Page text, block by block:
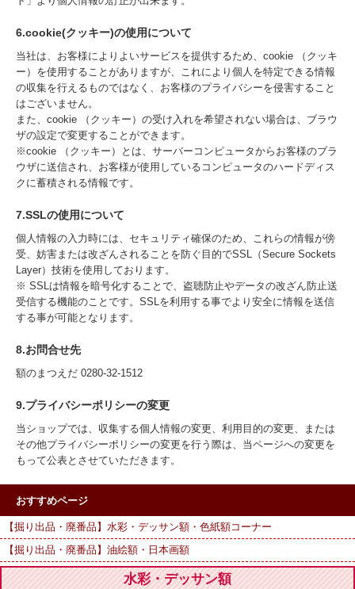
6.cookie(クッキー)の使用について
当社は、お客様によりよいサービスを提供するため、cookie （クッキ
ー）を使用することがありますが、これにより個人を特定できる情報
の収集を行えるものではなく、お客様のプライバシーを侵害すること
はございません。
また、cookie （クッキー）の受け入れを希望されない場合は、ブラウ
ザの設定で変更することができます。
※cookie （クッキー）とは、サーバーコンピュータからお客様のブラ
ウザに送信され、お客様が使用しているコンピュータのハードディス
クに蓄積される情報です。
7.SSLの使用について
個人情報の入力時には、セキュリティ確保のため、これらの情報が傍
受、妨害または改ざんされることを防ぐ目的でSSL（Secure Sockets
Layer）技術を使用しております。
※ SSLは情報を暗号化することで、盗聴防止やデータの改ざん防止送
受信する機能のことです。SSLを利用する事でより安全に情報を送信
する事が可能となります。
8.お問合せ先
額のまつえだ 0280-32-1512
9.プライバシーポリシーの変更
当ショップでは、収集する個人情報の変更、利用目的の変更、または
その他プライバシーポリシーの変更を行う際は、当ページへの変更を
もって公表とさせていただきます。
おすすめページ
【掘り出品・廃番品】水彩・デッサン額・色紙額コーナー
【掘り出品・廃番品】油絵額・日本画額
水彩・デッサン額